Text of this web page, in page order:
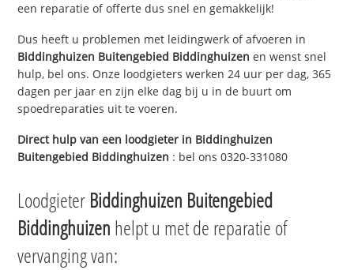
een reparatie of offerte dus snel en gemakkelijk!
Dus heeft u problemen met leidingwerk of afvoeren in
Biddinghuizen Buitengebied Biddinghuizenen wenst snel
hulp, bel ons. Onze loodgieters werken 24 uur per dag, 365
dagen per jaar en zijn elke dag bij u in de buurt om
spoedreparaties uit te voeren.
Direct hulp van een loodgieter in Biddinghuizen
Buitengebied Biddinghuizen : bel ons 0320-331080
Loodgieter Biddinghuizen Buitengebied
Biddinghuizen helpt u met de reparatie of
vervanging van: